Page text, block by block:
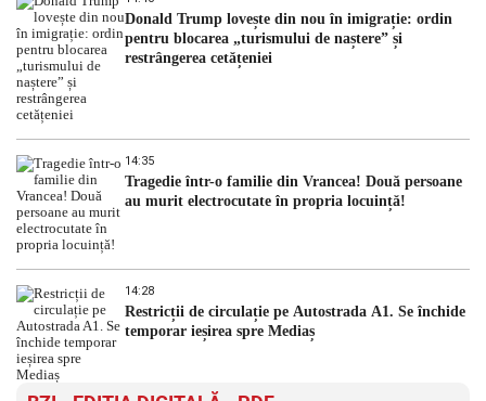
Donald Trump lovește din nou în imigrație: ordin
pentru blocarea „turismului de naștere” și
restrângerea cetățeniei
14:35
Tragedie într-o familie din Vrancea! Două persoane
au murit electrocutate în propria locuință!
14:28
Restricții de circulație pe Autostrada A1. Se închide
temporar ieșirea spre Mediaș